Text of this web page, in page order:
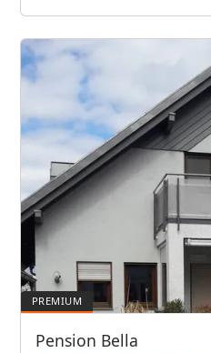
Pension Bella